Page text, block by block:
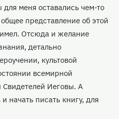
меня оставались чем-то
представление об этой
Отсюда и желание
детально
культовой
всемирной
Свидетелей Иеговы. А
начать писать книгу, для